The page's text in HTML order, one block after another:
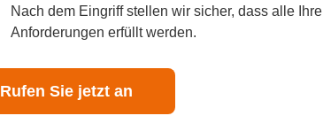
Nach dem Eingriff stellen wir sicher, dass alle Ihre
Anforderungen erfüllt werden.
Rufen Sie jetzt an